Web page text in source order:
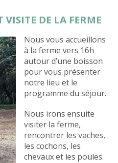
VISITE DE LA FERME
Nous vous accueillons
à la ferme vers 16h
autour d’une boisson
pour vous présenter
notre lieu et le
programme du séjour.
Nous irons ensuite
visiter la ferme,
rencontrer les vaches,
les cochons, les
chevaux et les poules.